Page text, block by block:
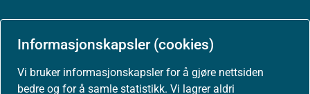
Informasjonskapsler (cookies)
Vi bruker informasjonskapsler for å gjøre nettsiden
bedre og for å samle statistikk. Vi lagrer aldri